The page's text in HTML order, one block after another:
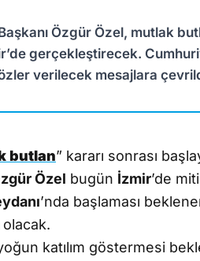
Özgür Özel, mutlak
gerçekleştirecek.
verilecek mesajlara
butlan” kararı sonrası
Özel bugün İzmir’de
’nda başlaması
katılım göstermesi